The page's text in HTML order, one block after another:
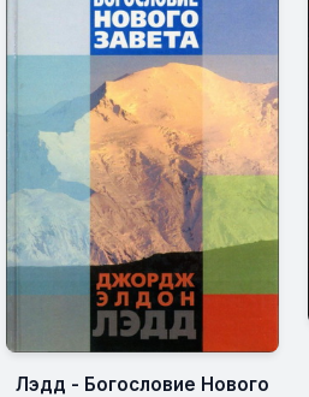
Лэдд - Богословие Нового